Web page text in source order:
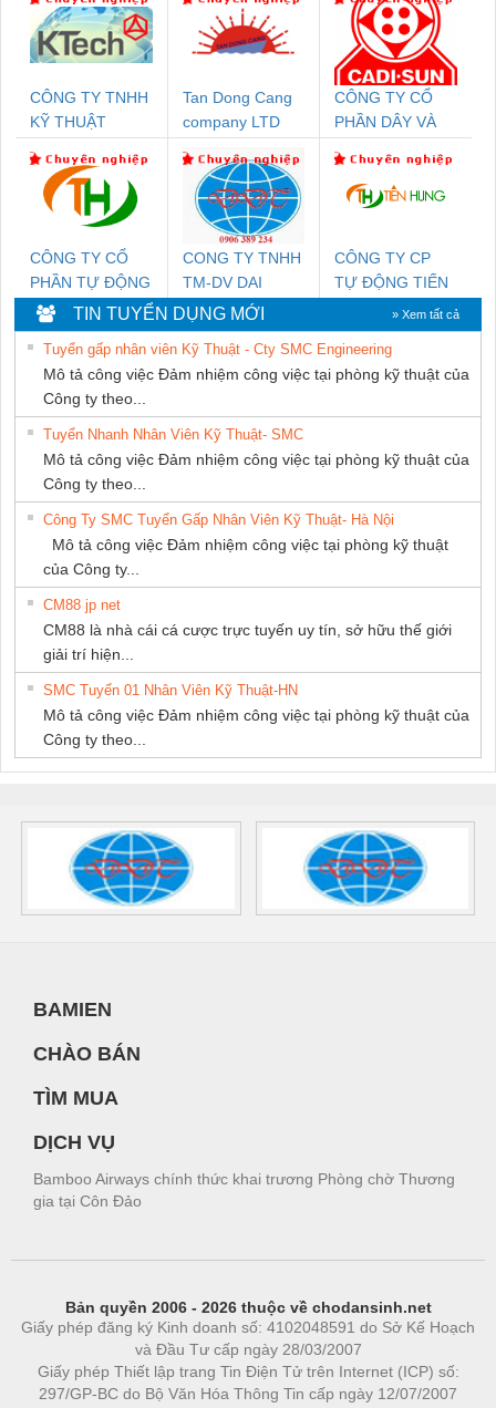
CÔNG TY TNHH
KỸ THUẬT
NAM
Tan Dong Cang
company LTD
CÔNG TY CỔ
PHẦN DÂY VÀ
THƯỢNG ĐÌNH
CÔNG TY CỔ
PHẦN TỰ ĐỘNG
TIẾN HƯNG
CONG TY TNHH
TM-DV DAI
DONG THANH
CÔNG TY CP
TỰ ĐỘNG TIẾN
TIN TUYỂN DỤNG MỚI » Xem tất cả
Tuyển gấp nhân viên Kỹ Thuật - Cty SMC Engineering
Mô tả công việc Đảm nhiệm công việc tại phòng kỹ thuật của
Công ty theo...
Tuyển Nhanh Nhân Viên Kỹ Thuật- SMC
Mô tả công việc Đảm nhiệm công việc tại phòng kỹ thuật của
Công ty theo...
Công Ty SMC Tuyển Gấp Nhân Viên Kỹ Thuật- Hà Nội
Mô tả công việc Đảm nhiệm công việc tại phòng kỹ thuật
của Công ty...
CM88 jp net
CM88 là nhà cái cá cược trực tuyến uy tín, sở hữu thế giới
giải trí hiện...
SMC Tuyển 01 Nhân Viên Kỹ Thuật-HN
Mô tả công việc Đảm nhiệm công việc tại phòng kỹ thuật của
Công ty theo...
BAMIEN
CHÀO BÁN
TÌM MUA
DỊCH VỤ
Bamboo Airways chính thức khai trương Phòng chờ Thương
gia tại Côn Đảo
Bản quyền 2006 - 2026 thuộc về chodansinh.net
Giấy phép đăng ký Kinh doanh số: 4102048591 do Sở Kế Hoạch
và Đầu Tư cấp ngày 28/03/2007
Giấy phép Thiết lập trang Tin Điện Tử trên Internet (ICP) số:
297/GP-BC do Bộ Văn Hóa Thông Tin cấp ngày 12/07/2007